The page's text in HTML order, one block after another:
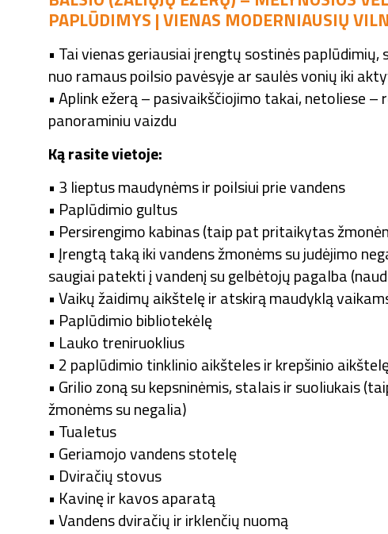
PAPLŪDIMYS | VIENAS MODERNIAUSIŲ
• Tai vienas geriausiai įrengtų sostinės paplūdimių,
nuo ramaus poilsio pavėsyje ar saulės vonių iki
• Aplink ežerą – pasivaikščiojimo takai, netoliese –
panoraminiu vaizdu
Ką rasite vietoje:
• 3 lieptus maudynėms ir poilsiui prie vandens
• Paplūdimio gultus
• Persirengimo kabinas (taip pat pritaikytas
• Įrengtą taką iki vandens žmonėms su judėjimo
saugiai patekti į vandenį su gelbėtojų pagalba
• Vaikų žaidimų aikštelę ir atskirą maudyklą
• Paplūdimio bibliotekėlę
• Lauko treniruoklius
• 2 paplūdimio tinklinio aikšteles ir krepšinio
• Grilio zoną su kepsninėmis, stalais ir suoliukais
žmonėms su negalia)
• Tualetus
• Geriamojo vandens stotelę
• Dviračių stovus
• Kavinę ir kavos aparatą
• Vandens dviračių ir irklenčių nuomą